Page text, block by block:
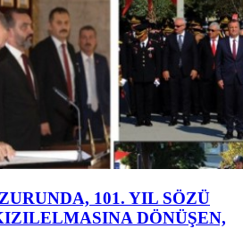
101. YIL SÖZÜ
DÖNÜŞEN,